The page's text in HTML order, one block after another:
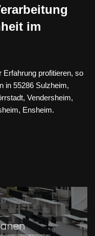
im
Erfahrung profitieren, so
in 55286 Sulzheim,
Vendersheim,
Ensheim.